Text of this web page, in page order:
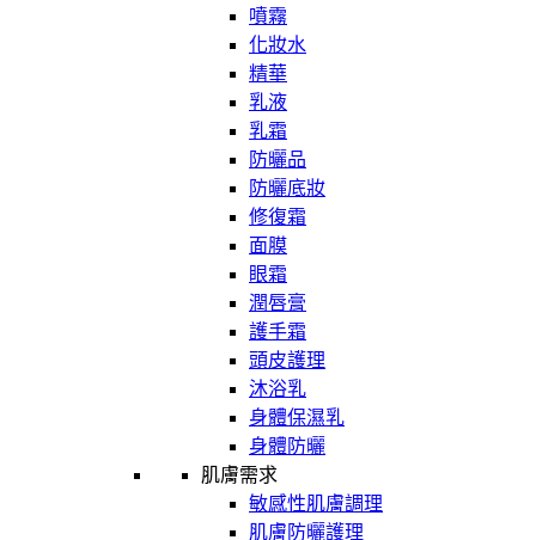
噴霧
化妝水
精華
乳液
乳霜
防曬品
防曬底妝
修復霜
面膜
眼霜
潤唇膏
護手霜
頭皮護理
沐浴乳
身體保濕乳
身體防曬
肌膚需求
敏感性肌膚調理
肌膚防曬護理